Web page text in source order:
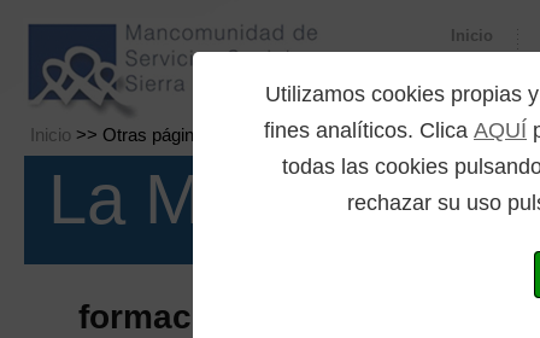
Utilizamos cookies propias
fines analíticos. Clica AQUÍ
todas las cookies
rechazar su uso
Inicio
Inicio >> Otras páginas >> Búsqueda por etiquetas
La
formación